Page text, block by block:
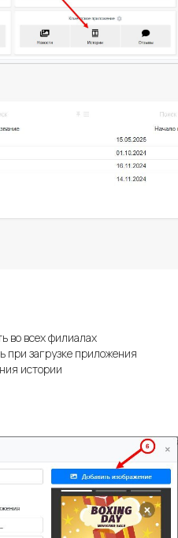
во всех филиалах
при загрузке приложения
истории